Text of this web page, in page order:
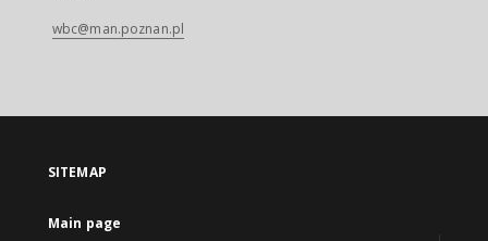
wbc@man.poznan.pl
SITEMAP
Main page